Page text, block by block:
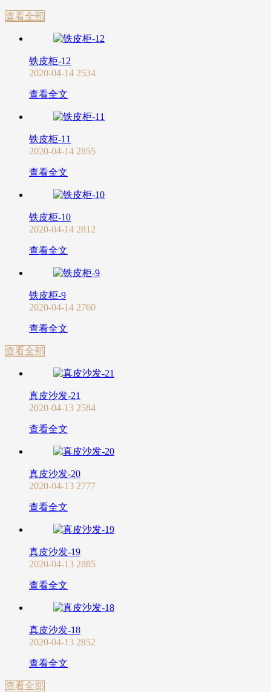
查看全部
铁皮柜-12
2020-04-14 2534
查看全文
铁皮柜-11
2020-04-14 2855
查看全文
铁皮柜-10
2020-04-14 2812
查看全文
铁皮柜-9
2020-04-14 2760
查看全文
查看全部
真皮沙发-21
2020-04-13 2584
查看全文
真皮沙发-20
2020-04-13 2777
查看全文
真皮沙发-19
2020-04-13 2885
查看全文
真皮沙发-18
2020-04-13 2852
查看全文
查看全部